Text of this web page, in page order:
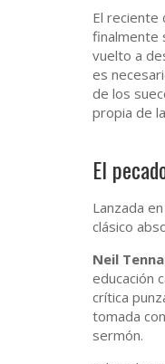
El reciente
finalmente
vuelto a
es
de los
propia de
El
Lanzada
clásico
Neil
educación
crítica
tomada
sermón.